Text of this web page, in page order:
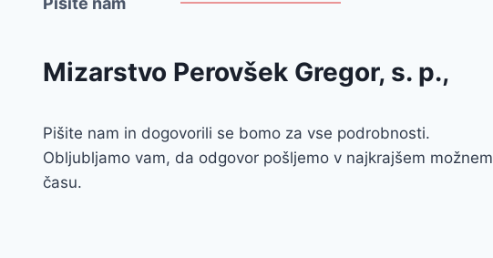
Mizarstvo Perovšek Gregor, s. p.,
Pišite nam in dogovorili se bomo za vse podrobnosti.
Obljubljamo vam, da odgovor pošljemo v najkrajšem možnem
času.